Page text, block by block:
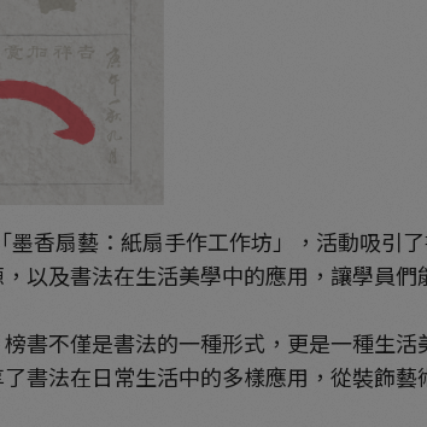
扇藝：紙扇手作工作坊」，活動吸引
以及書法在生活美學中的應用，讓學員們
不僅是書法的一種形式，更是一種生活
書法在日常生活中的多樣應用，從裝飾藝